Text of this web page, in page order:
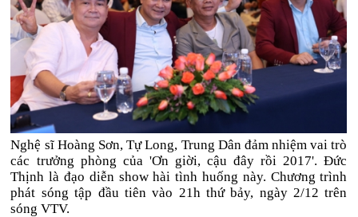
Nghệ sĩ Hoàng Sơn, Tự Long, Trung Dân đảm nhiệm vai trò
các trưởng phòng của 'Ơn giời, cậu đây rồi 2017'. Đức
Thịnh là đạo diễn show hài tình huống này. Chương trình
phát sóng tập đầu tiên vào 21h thứ bảy, ngày 2/12 trên
sóng VTV.